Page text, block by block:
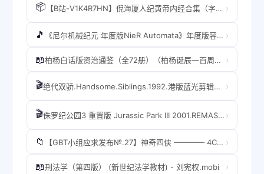
📦 【B站-V1K4R7HN】倪海厦人纪黄帝内经合集（字幕版）教材笔记同步提音降噪，时修复画不问题此包括约80个视频会逐更新完毕 ›
🎵 《尼尔机械纪元 年度版NieR Automata》年度版容量41GB集成v6.5完整简体中文汉化支持键盘.鼠标.手柄赠官方原声31首GM赠官方原画集赠通关存档赠多项修改器赠白裙MOD ›
📖 柏杨白话版资治通鉴（全72册）（柏杨诞辰一百周年纪念，电子书首次发售，用现代人视角看透历史成败因果。）.B087JNXSHZ.azw3 ›
🎬 绝代双骄.Handsome.Siblings.1992.港版蓝光剪辑完整版.BD1080P.国粤闽四语.中字.mp4 ›
🎬 侏罗纪公园3 重置版 Jurassic Park III 2001.REMASTERED.BD1080P.x264.DD5.1.中英双字幕.ENG&CHS.taobaobt.mp4 ›
📁 【GBT小组应求发布№.27】神奇四侠 ———— 4CD完整版.torrent ›
📖刑法学（第四版） (新世纪法学教材) - 刘宪权.mobi ›